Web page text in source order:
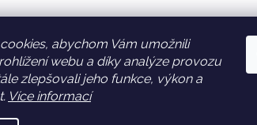
abychom Vám umožnili
webu a díky analýze provozu
zlepšovali jeho funkce, výkon a
Více informací
Facebook Věrnostní slevy